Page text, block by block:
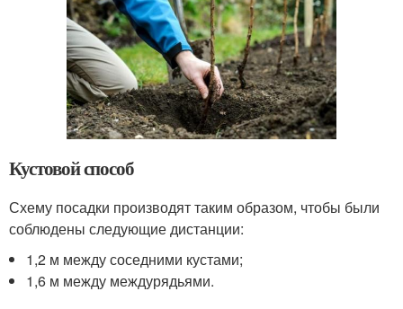
Кустовой способ
Схему посадки производят таким образом, чтобы были
соблюдены следующие дистанции:
1,2 м между соседними кустами;
1,6 м между междурядьями.